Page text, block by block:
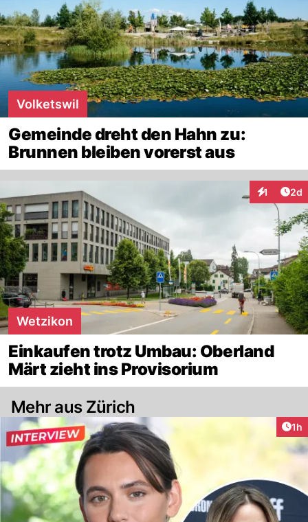
Volketswil
Gemeinde dreht den Hahn zu:
Brunnen bleiben vorerst aus
1 2d
Wetzikon
Einkaufen trotz Umbau: Oberland
Märt zieht ins Provisorium
Mehr aus Zürich
1h